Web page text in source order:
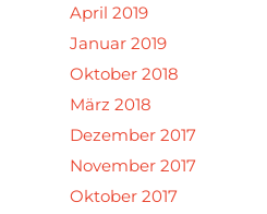
April 2019
Januar 2019
Oktober 2018
März 2018
Dezember 2017
November 2017
Oktober 2017